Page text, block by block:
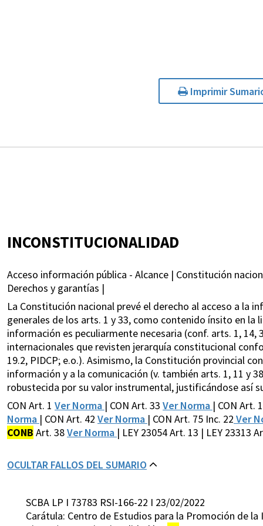
Imprimir
INCONSTITUCIONALIDAD
Acceso información pública - Alcance | Constitución
Derechos y garantías |
La Constitución nacional prevé el derecho al acceso a la
generales de los arts. 1 y 33, como contenido ínsito en la
información es peculiarmente necesaria (conf. arts. 1,
internacionales que revisten jerarquía constitucional
19.2, PIDCP; e.o.). Asimismo, la Constitución provincial
información y a la comunicación (v. también arts. 1, 11 y
robustecida por su valor instrumental, justificándose así
CON Art. 1 Ver Norma | CON Art. 33 Ver Norma | CON Art.
Norma | CON Art. 42 Ver Norma | CON Art. 75 Inc. 22 Ver
CONB Art. 38Ver Norma | LEY 23054 Art. 13 | LEY 23313
OCULTAR FALLOS DEL SUMARIO
SCBA LP I 73783 RSI-166-22 I 23/02/2022
Carátula: Centro de Estudios para la Promoción de